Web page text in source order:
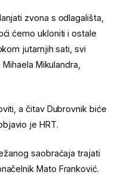
zvona s odlagališta,
ćemo ukloniti i ostale
jutarnjih sati, svi
Mikulandra,
a čitav Dubrovnik biće
je HRT.
saobraćaja trajati
Mato Franković.